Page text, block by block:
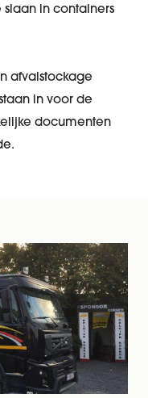
slaan in containers
afvalstockage
in voor de
documenten